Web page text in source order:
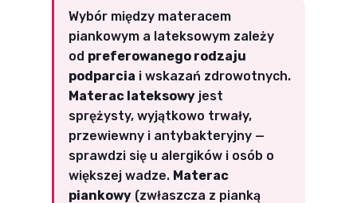
Wybór między materacem
piankowym a lateksowym zależy
od preferowanego rodzaju
podparcia i wskazań zdrowotnych.
Materac lateksowy jest
sprężysty, wyjątkowo trwały,
przewiewny i antybakteryjny —
sprawdzi się u alergików i osób o
większej wadze. Materac
piankowy (zwłaszcza z pianką